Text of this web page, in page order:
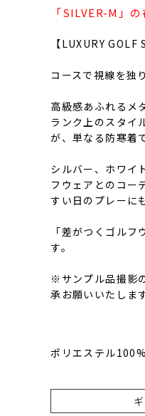
「SILVER-M」
【LUXURY
コースで視線を独
高級感あふれるメ
ランク上のスタイ
が、単なる防寒着
シルバー、ホワイ
フウェアとのコー
すい日のプレーに
「差がつくゴル
す。
※サンプル品撮影
承お願いいたします
ポリエステル100%